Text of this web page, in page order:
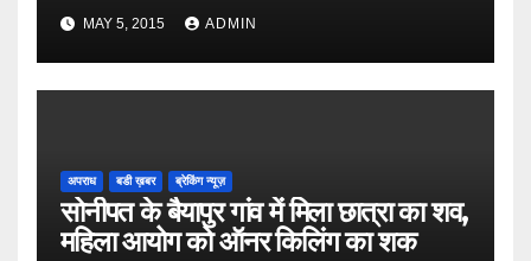
MAY 5, 2015 ADMIN
अपराध बडी ख़बर ब्रेकिंग न्यूज़
सोनीपत के बैयापुर गांव में मिला छात्रा का शव,
महिला आयोग को ऑनर किलिंग का शक